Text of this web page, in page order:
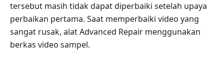
tersebut masih tidak dapat diperbaiki setelah upaya
perbaikan pertama. Saat memperbaiki video yang
sangat rusak, alat Advanced Repair menggunakan
berkas video sampel.